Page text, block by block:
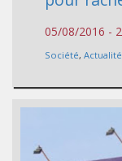
05/08/2016 -
Société, Actualité